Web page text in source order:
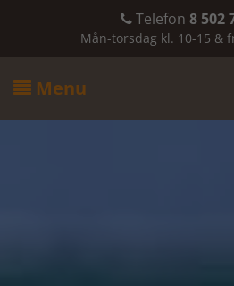
Telefon 8 502
Mån-torsdag kl. 10-15 &
 Menu